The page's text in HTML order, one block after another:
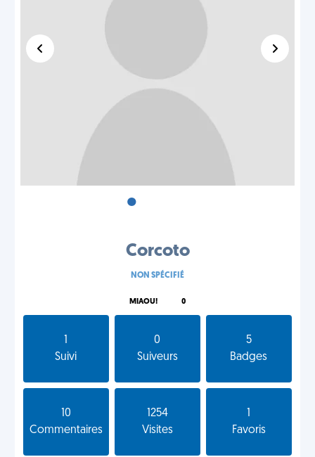
•
Corcoto
NON SPÉCIFIÉ
MIAOU! 0
Suivi
0
Suiveurs
5
Badges
10
Commentaires
1254
Visites
Favoris